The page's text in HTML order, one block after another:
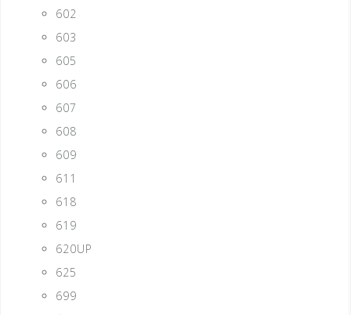
602
603
605
606
607
608
609
611
618
619
620UP
625
699